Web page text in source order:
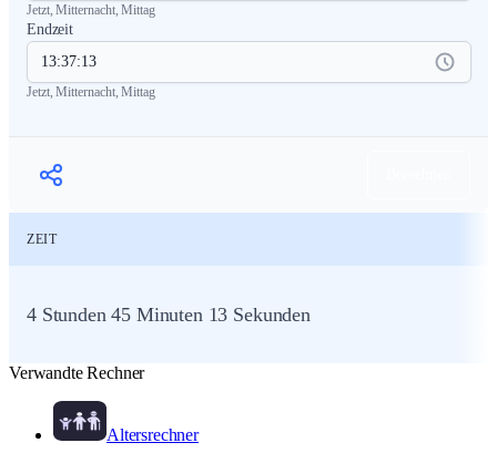
Jetzt, Mitternacht, Mittag
Endzeit
Jetzt, Mitternacht, Mittag
ZEIT
4 Stunden 45 Minuten 13 Sekunden
Verwandte Rechner
Altersrechner